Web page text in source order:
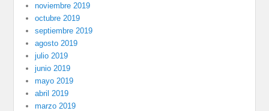
noviembre 2019
octubre 2019
septiembre 2019
agosto 2019
julio 2019
junio 2019
mayo 2019
abril 2019
marzo 2019